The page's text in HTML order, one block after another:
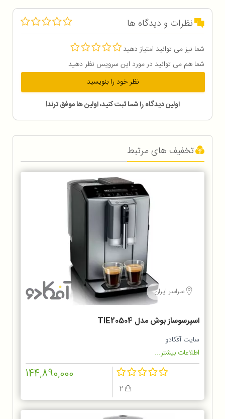
نظرات و دیدگاه ها
شما نیز می توانید امتیاز دهید
شما هم می توانید در مورد این سرویس نظر دهید
نظر خود را بنویسید
اولین دیدگاه را شما ثبت کنید، اولین ها موفق ترند!
تخفیف های مرتبط
سراسر ایران
اسپرسوساز بوش مدل TIE20504
سایت آفکادو
اطلاعات بیشتر...
144,890,000